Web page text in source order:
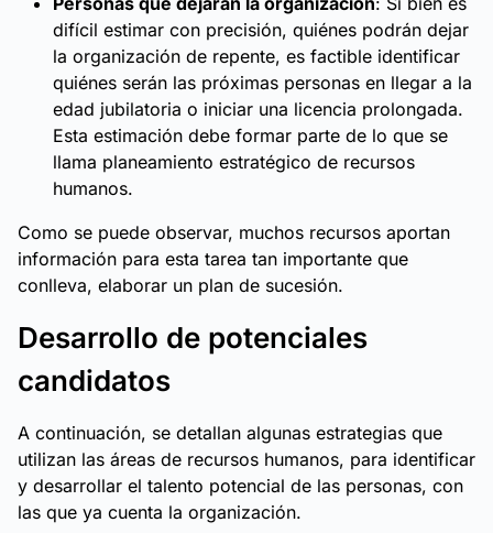
difícil estimar con precisión, quiénes podrán dejar
la organización de repente, es factible identificar
quiénes serán las próximas personas en llegar a la
edad jubilatoria o iniciar una licencia prolongada.
Esta estimación debe formar parte de lo que se
llama planeamiento estratégico de recursos
humanos.
Como se puede observar, muchos recursos aportan
información para esta tarea tan importante que
conlleva, elaborar un plan de sucesión.
Desarrollo de potenciales
candidatos
A continuación, se detallan algunas estrategias que
utilizan las áreas de recursos humanos, para identificar
y desarrollar el talento potencial de las personas, con
las que ya cuenta la organización.